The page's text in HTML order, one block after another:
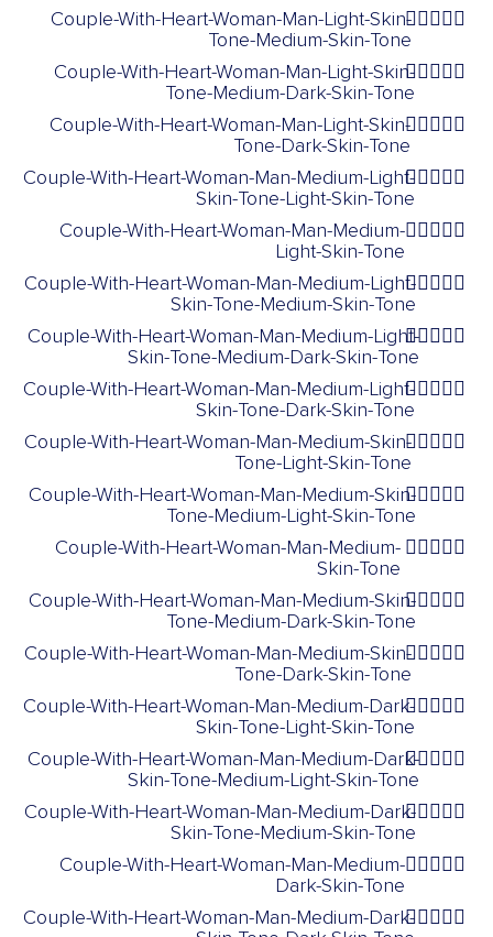
👩🏻‍❤️‍👨🏽
Couple-With-Heart-Woman-Man-Light-Skin-
Tone-Medium-Skin-Tone
👩🏻‍❤️‍👨🏾
Couple-With-Heart-Woman-Man-Light-Skin-
Tone-Medium-Dark-Skin-Tone
👩🏻‍❤️‍👨🏿
Couple-With-Heart-Woman-Man-Light-Skin-
Tone-Dark-Skin-Tone
👩🏼‍❤️‍👨🏻
Couple-With-Heart-Woman-Man-Medium-Light-
Skin-Tone-Light-Skin-Tone
👩🏼‍❤️‍👨🏼
Couple-With-Heart-Woman-Man-Medium-
Light-Skin-Tone
👩🏼‍❤️‍👨🏽
Couple-With-Heart-Woman-Man-Medium-Light-
Skin-Tone-Medium-Skin-Tone
👩🏼‍❤️‍👨🏾
Couple-With-Heart-Woman-Man-Medium-Light-
Skin-Tone-Medium-Dark-Skin-Tone
👩🏼‍❤️‍👨🏿
Couple-With-Heart-Woman-Man-Medium-Light-
Skin-Tone-Dark-Skin-Tone
👩🏽‍❤️‍👨🏻
Couple-With-Heart-Woman-Man-Medium-Skin-
Tone-Light-Skin-Tone
👩🏽‍❤️‍👨🏼
Couple-With-Heart-Woman-Man-Medium-Skin-
Tone-Medium-Light-Skin-Tone
👩🏽‍❤️‍👨🏽
Couple-With-Heart-Woman-Man-Medium-
Skin-Tone
👩🏽‍❤️‍👨🏾
Couple-With-Heart-Woman-Man-Medium-Skin-
Tone-Medium-Dark-Skin-Tone
👩🏽‍❤️‍👨🏿
Couple-With-Heart-Woman-Man-Medium-Skin-
Tone-Dark-Skin-Tone
👩🏾‍❤️‍👨🏻
Couple-With-Heart-Woman-Man-Medium-Dark-
Skin-Tone-Light-Skin-Tone
👩🏾‍❤️‍👨🏼
Couple-With-Heart-Woman-Man-Medium-Dark-
Skin-Tone-Medium-Light-Skin-Tone
👩🏾‍❤️‍👨🏽
Couple-With-Heart-Woman-Man-Medium-Dark-
Skin-Tone-Medium-Skin-Tone
👩🏾‍❤️‍👨🏾
Couple-With-Heart-Woman-Man-Medium-
Dark-Skin-Tone
👩🏾‍❤️‍👨🏿
Couple-With-Heart-Woman-Man-Medium-Dark-